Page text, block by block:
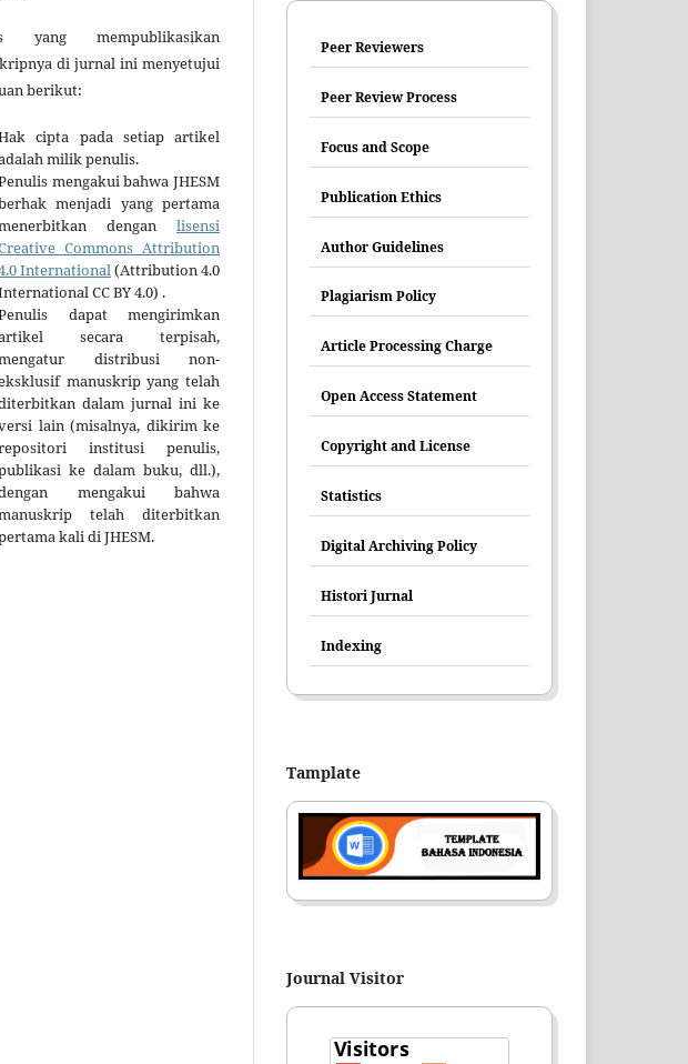
yang mempublikasikan
di jurnal ini menyetujui
berikut:
cipta pada setiap artikel
milik penulis.
mengakui bahwa JHESM
menjadi yang pertama
dengan lisensi
Commons Attribution
International(Attribution 4.0
CC BY 4.0) .
dapat mengirimkan
secara terpisah,
distribusi non-
manuskrip yang telah
dalam jurnal ini ke
lain (misalnya, dikirim ke
institusi penulis,
ke dalam buku, dll.),
mengakui bahwa
telah diterbitkan
kali di JHESM.
Peer Reviewers
Peer Review Process
Focus and Scope
Publication Ethics
Author Guidelines
Plagiarism Policy
Article Processing Charge
Open Access Statement
Copyright and License
Statistics
Digital Archiving Policy
Histori Jurnal
Indexing
Tamplate
Journal Visitor